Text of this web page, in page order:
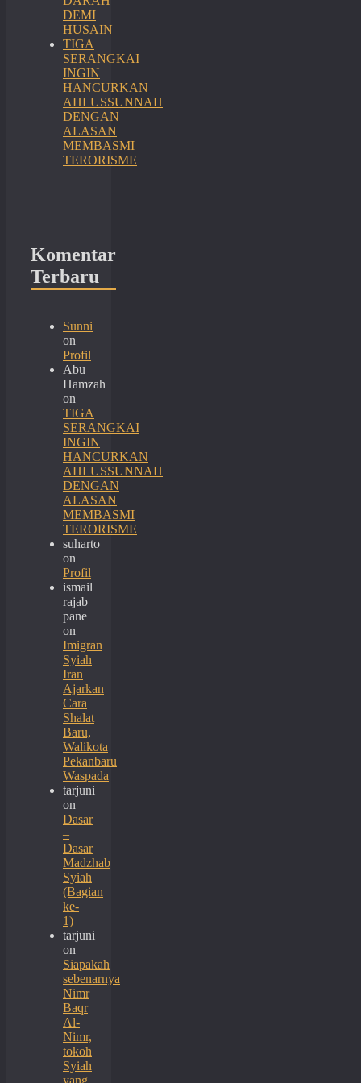
DEMI
HUSAIN
TIGA
SERANGKAI
INGIN
HANCURKAN
AHLUSSUNNAH
DENGAN
ALASAN
MEMBASMI
TERORISME
Komentar
Terbaru
Sunni
on
Profil
Abu
Hamzah
on
TIGA
SERANGKAI
INGIN
HANCURKAN
AHLUSSUNNAH
DENGAN
ALASAN
MEMBASMI
TERORISME
suharto
on
Profil
ismail
rajab
pane
on
Imigran
Syiah
Iran
Ajarkan
Cara
Shalat
Baru,
Walikota
Pekanbaru
Waspada
tarjuni
on
Dasar
–
Dasar
Madzhab
Syiah
(Bagian
ke-
1)
tarjuni
on
Siapakah
sebenarnya
Nimr
Baqr
Al-
Nimr,
tokoh
Syiah